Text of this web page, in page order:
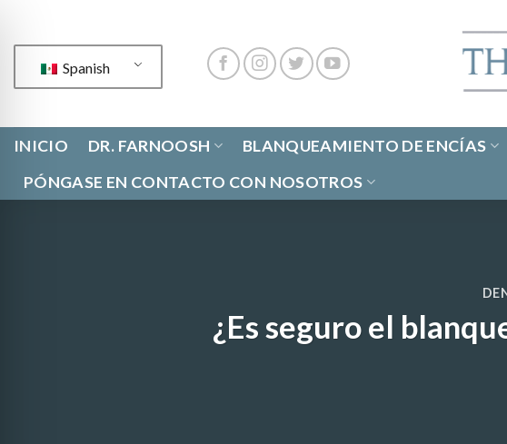
contenidoSpanish
INICIO DR. FARNOOSH BLANQUEAMIENTO DE ENCÍAS
PÓNGASE EN CONTACTO CON NOSOTROS
¿Es seguro el